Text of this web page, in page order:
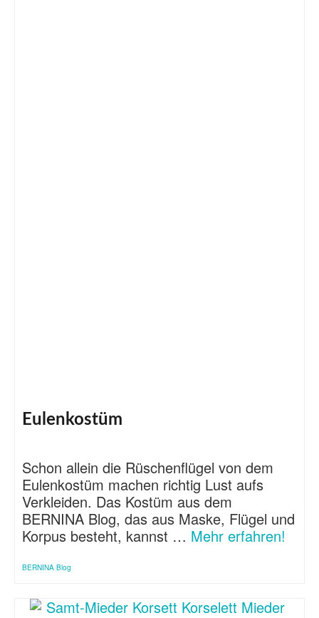
Eulenkostüm
Schon allein die Rüschenflügel von dem
Eulenkostüm machen richtig Lust aufs
Verkleiden. Das Kostüm aus dem
BERNINA Blog, das aus Maske, Flügel und
Korpus besteht, kannst … Mehr erfahren!
BERNINA Blog